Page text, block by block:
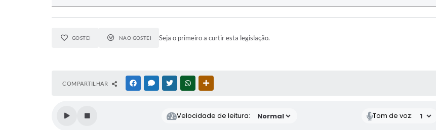
GOSTEI NÃO GOSTEI Seja o primeiro a curtir esta legislação.
COMPARTILHAR FACEBOOKMESSENGER
TWITTERWHATSAPP
Velocidade de leitura: Tom de voz: